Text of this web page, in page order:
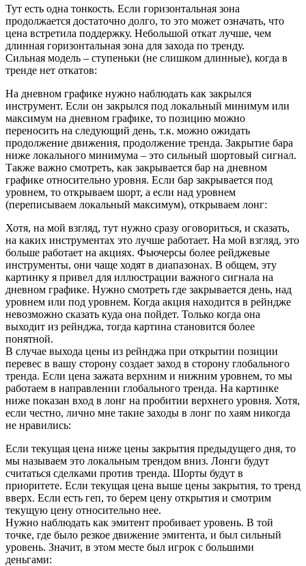
Тут есть одна тонкость. Если горизонтальная зона
продолжается достаточно долго, то это может означать, что
цена встретила поддержку. Небольшой откат лучше, чем
длинная горизонтальная зона для захода по тренду.
Сильная модель – ступеньки (не слишком длинные), когда в
тренде нет откатов:
На дневном графике нужно наблюдать как закрылся
инструмент. Если он закрылся под локальный минимум или
максимум на дневном графике, то позицию можно
переносить на следующий день, т.к. можно ожидать
продолжение движения, продолжение тренда. Закрытие бара
ниже локального минимума – это сильный шортовый сигнал.
Также важно смотреть, как закрывается бар на дневном
графике относительно уровня. Если бар закрывается под
уровнем, то открываем шорт, а если над уровнем
(переписываем локальный максимум), открываем лонг:
Хотя, на мой взгляд, тут нужно сразу оговориться, и сказать,
на каких инструментах это лучше работает. На мой взгляд, это
больше работает на акциях. Фьючерсы более рейджевые
инструменты, они чаще ходят в диапазонах. В общем, эту
картинку я привел для иллюстрации важного сигнала на
дневном графике. Нужно смотреть где закрывается день, над
уровнем или под уровнем. Когда акция находится в рейндже
невозможно сказать куда она пойдет. Только когда она
выходит из рейнджа, тогда картина становится более
понятной.
В случае выхода цены из рейнджа при открытии позиции
перевес в вашу сторону создает заход в сторону глобального
тренда. Если цена зажата верхним и нижним уровнем, то мы
работаем в направлении глобального тренда. На картинке
ниже показан вход в лонг на пробитии верхнего уровня. Хотя,
если честно, лично мне такие заходы в лонг по хаям никогда
не нравились:
Если текущая цена ниже цены закрытия предыдущего дня, то
мы называем это локальным трендом вниз. Лонги будут
считаться сделками против тренда. Шорты будут в
приоритете. Если текущая цена выше цены закрытия, то тренд
вверх. Если есть геп, то берем цену открытия и смотрим
текущую цену относительно нее.
Нужно наблюдать как эмитент пробивает уровень. В той
точке, где было резкое движение эмитента, и был сильный
уровень. Значит, в этом месте был игрок с большими
деньгами: